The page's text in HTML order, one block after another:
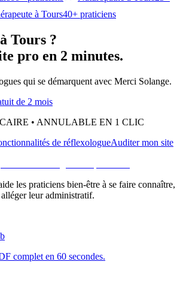
à Tours40+ praticiens
à Tours ?
pro en 2 minutes.
qui se démarquent avec Merci Solange.
de 2 mois
• ANNULABLE EN 1 CLIC
de réflexologueAuditer mon site
les praticiens bien-être à se faire connaître,
leur administratif.
complet en 60 secondes.